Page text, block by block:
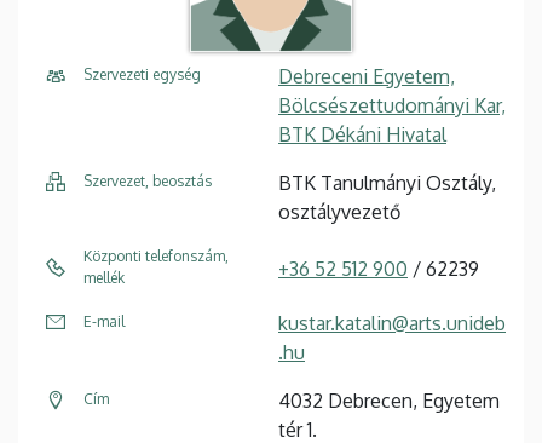
Szervezeti egység
Debreceni Egyetem,
Bölcsészettudományi Kar,
BTK Dékáni Hivatal
Szervezet, beosztás
BTK Tanulmányi Osztály,
osztályvezető
Központi telefonszám,
mellék
+36 52 512 900 / 62239
E-mail
kustar.katalin@arts.unideb
.hu
Cím
4032 Debrecen, Egyetem
tér 1.